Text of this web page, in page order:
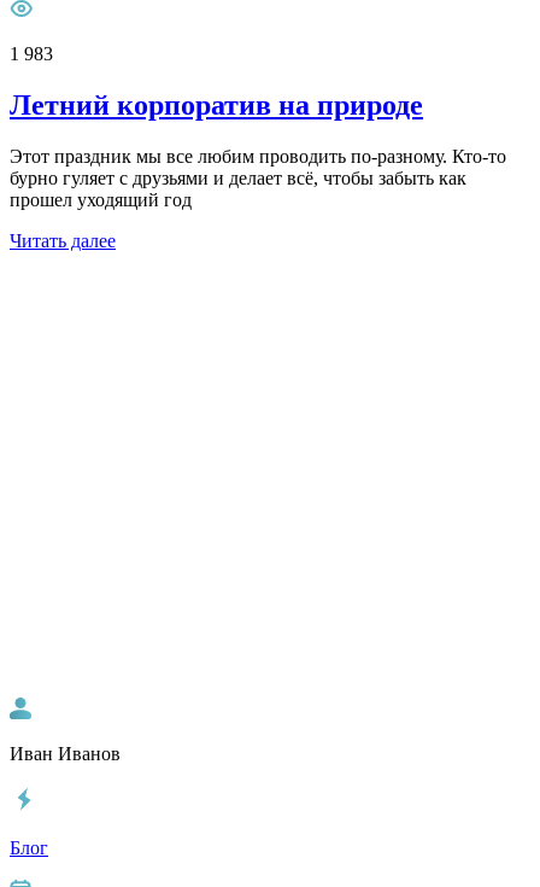
1 983
Летний корпоратив на природе
Этот праздник мы все любим проводить по-разному. Кто-то
бурно гуляет с друзьями и делает всё, чтобы забыть как
прошел уходящий год
Читать далее
Иван Иванов
Блог